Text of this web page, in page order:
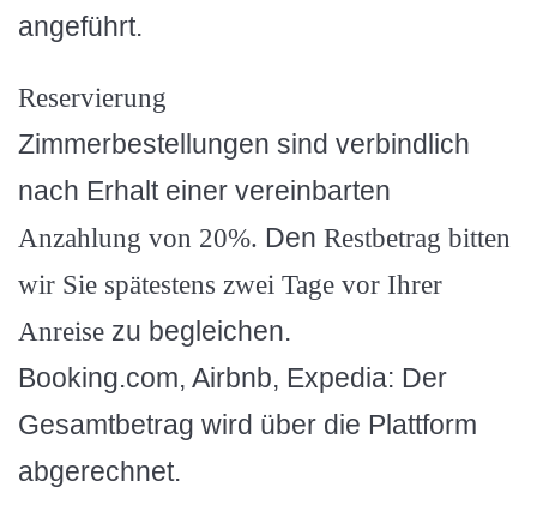
angeführt.
Reservierung
Zimmerbestellungen sind verbindlich
nach Erhalt einer vereinbarten
Anzahlung von 20%. Den Restbetrag bitten
wir Sie spätestens zwei Tage vor Ihrer
Anreise zu begleichen.
Booking.com, Airbnb, Expedia: Der
Gesamtbetrag wird über die Plattform
abgerechnet.